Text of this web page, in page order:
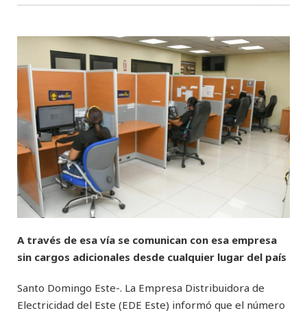
A través de esa vía se comunican con esa empresa
sin cargos adicionales desde cualquier lugar del país
Santo Domingo Este-. La Empresa Distribuidora de
Electricidad del Este (EDE Este) informó que el número